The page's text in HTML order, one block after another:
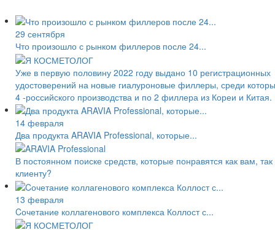
29 сентября
Что произошло с рынком филлеров после 24...
Уже в первую половину 2022 году выдано 10 регистрационных
удостоверений на новые гиалуроновые филлеры, среди
4 -российского производства и по 2 филлера из Кореи и Китая.
14 февраля
Два продукта ARAVIA Professional, которые...
В постоянном поиске средств, которые понравятся как вам, так
клиенту?
13 февраля
Cочетание коллагенового комплекса Коллост с...